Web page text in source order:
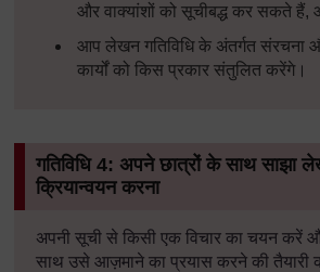
और वाक्यांशों को सूचीबद्ध कर सकते हैं,
आप लेखन गतिविधि के अंतर्गत संरचना
कार्यों को किस प्रकार संतुलित करेंगे।
गतिविधि 4: अपने छात्रों के साथ साझा
क्रियान्वयन करना
अपनी सूची से किसी एक विचार का चयन करें
साथ उसे आज़माने का प्रयास करने की